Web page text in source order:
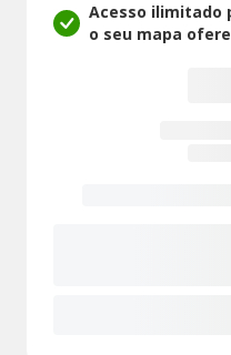
Acesso ilimitado
o seu mapa